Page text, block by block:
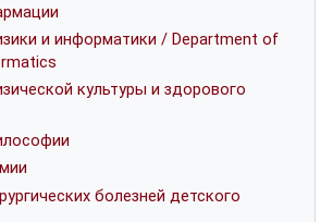
и информатики / Department of
культуры и здорового
болезней детского